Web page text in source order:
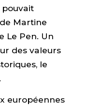
pouvait
Martine
Le Pen. Un
des valeurs
le
européennes